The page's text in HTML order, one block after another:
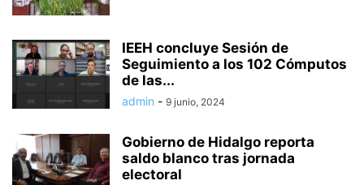
IEEH concluye Sesión de
Seguimiento a los 102 Cómputos
de las...
admin - 9 junio, 2024
Gobierno de Hidalgo reporta
saldo blanco tras jornada
electoral